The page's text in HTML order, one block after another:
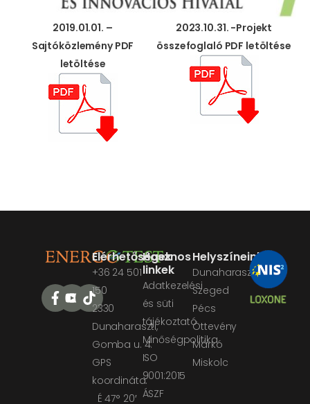
2019.01.01. –
Sajtóközlemény PDF
letöltése
2023.10.31. -Projekt
összefoglaló PDF letöltése
Elérhetőségek
+36 24 501
150
2330
Dunaharaszti,
Gomba u. 4.
GPS
koordináta:
É 47° 20′
Hasznos
linkek
Adatkezelési
és süti
tájékoztató
Minőségpolitika
ISO
9001:2015
ÁSZF
Helyszíneink
Dunaharaszti
Szeged
Pécs
Öttevény
Márkó
Miskolc